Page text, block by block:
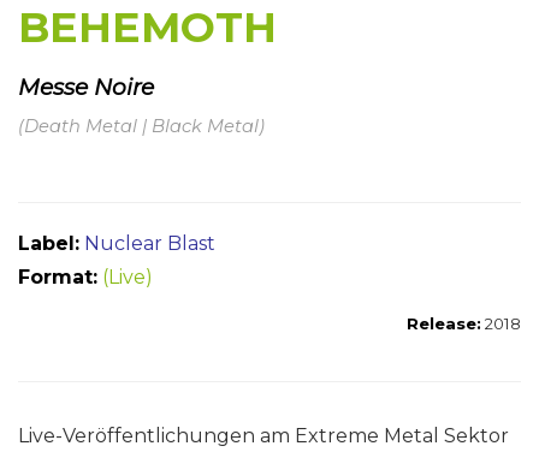
BEHEMOTH
Messe Noire
(Death Metal | Black Metal)
Label: Nuclear Blast
Format: (Live)
Release: 2018
Live-Veröffentlichungen am Extreme Metal Sektor